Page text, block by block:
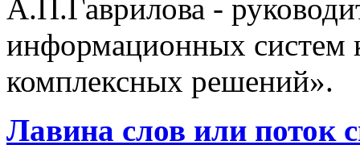
А.П.Гаврилова -
информационных систем
комплексных решений».
Лавина слов или поток